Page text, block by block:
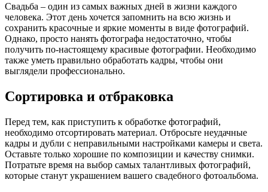
Свадьба – один из самых важных дней в жизни каждого
человека. Этот день хочется запомнить на всю жизнь и
сохранить красочные и яркие моменты в виде фотографий.
Однако, просто нанять фотографа недостаточно, чтобы
получить по-настоящему красивые фотографии. Необходимо
также уметь правильно обработать кадры, чтобы они
выглядели профессионально.
Сортировка и отбраковка
Перед тем, как приступить к обработке фотографий,
необходимо отсортировать материал. Отбросьте неудачные
кадры и дубли с неправильными настройками камеры и света.
Оставьте только хорошие по композиции и качеству снимки.
Потратьте время на выбор самых талантливых фотографий,
которые станут украшением вашего свадебного фотоальбома.